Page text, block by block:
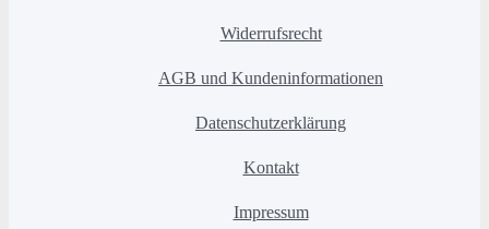
Widerrufsrecht
AGB und Kundeninformationen
Datenschutzerklärung
Kontakt
Impressum